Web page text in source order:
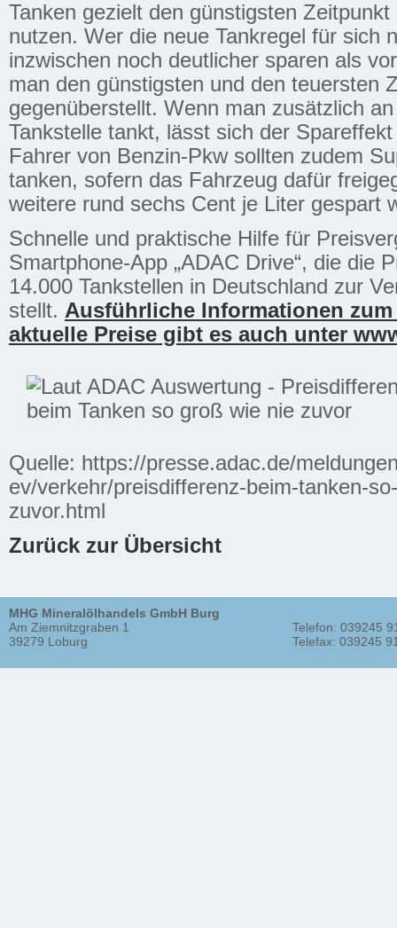
Tanken gezielt den günstigsten
nutzen. Wer die neue Tankregel für sich
inzwischen noch deutlicher sparen als
man den günstigsten und den teuersten
gegenüberstellt. Wenn man zusätzlich
Tankstelle tankt, lässt sich der
Fahrer von Benzin-Pkw sollten zudem
tanken, sofern das Fahrzeug dafür
weitere rund sechs Cent je Liter gespart
Schnelle und praktische Hilfe für
Smartphone-App „ADAC Drive“, die die
14.000 Tankstellen in Deutschland zur
stellt. Ausführliche Informationen
aktuelle Preise gibt es auch unter
Quelle: https://presse.adac.de/
ev/verkehr/preisdifferenz-beim-tanken-
zuvor.html
Zurück zur Übersicht
MHG Mineralölhandels GmbH Burg
Am Ziemnitzgraben 1
39279 Loburg
Telefon: 039245
Telefax: 039245